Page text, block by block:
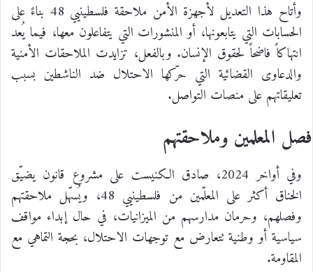
وأتاح هذا التعديل لأجهزة الأمن ملاحقة فلسطينيي 48 بناءً على
الحسابات التي يتابعونها، أو المنشورات التي يتفاعلون معها، فيما يُعد
انتهاكاً فاضحاً لحقوق الإنسان. وبالفعل، تزايدت الملاحقات الأمنية
والدعاوى القضائية التي حرّكها الاحتلال ضد الناشطين بسبب
تعليقاتهم على منصات التواصل.
فصل المعلمين وملاحقتهم
وفي أواخر 2024، صادق الكنيست على مشروع قانون يضيّق
الخناق أكثر على المعلّمين من فلسطينيي 48، ويُسهّل ملاحقتهم
وفصلهم، وحرمان مدارسهم من الميزانيات، في حال إبداء مواقف
سياسية أو وطنية تتعارض مع توجهات الاحتلال، بحجة التماهي مع
المقاومة.